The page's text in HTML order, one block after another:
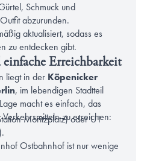
Schmuck und
abzurunden.
aktualisiert, sodass es
zu entdecken gibt.
Erreichbarkeit
liegt in der Köpenicker
, im lebendigen Stadtteil
macht es einfach, das
zu erreichen:
Moritzplatz) oder U1
Ostbahnhof ist nur wenige